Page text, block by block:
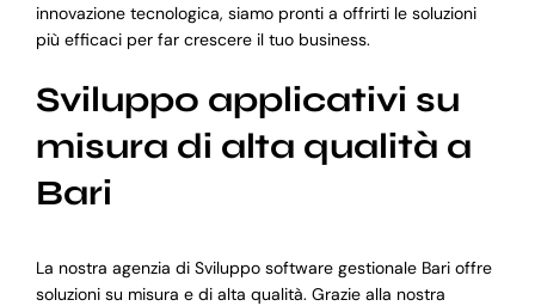
innovazione tecnologica, siamo pronti a offrirti le soluzioni
più efficaci per far crescere il tuo business.
Sviluppo applicativi su
misura di alta qualità a
Bari
La nostra agenzia di Sviluppo software gestionale Bari offre
soluzioni su misura e di alta qualità. Grazie alla nostra